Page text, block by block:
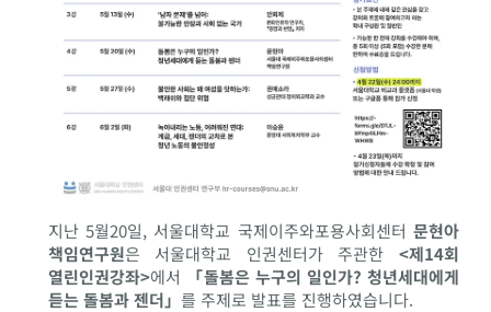
지난 5월20일, 서울대학교 국제이주와포용사회센터 문현아
책임연구원은 서울대학교 인권센터가 주관한 <제14회
열린인권강좌>에서 「돌봄은 누구의 일인가? 청년세대에게
듣는 돌봄과 젠더」 를 주제로 발표를 진행하였습니다.